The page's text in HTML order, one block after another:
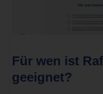
Für wen ist
geeignet?